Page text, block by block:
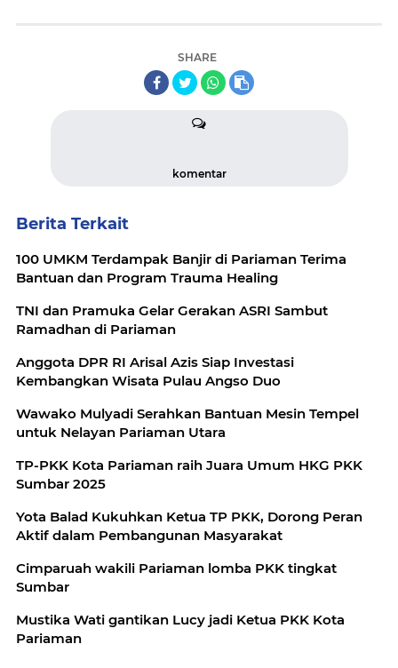
SHARE
komentar
Berita Terkait
100 UMKM Terdampak Banjir di Pariaman Terima
Bantuan dan Program Trauma Healing
TNI dan Pramuka Gelar Gerakan ASRI Sambut
Ramadhan di Pariaman
Anggota DPR RI Arisal Azis Siap Investasi
Kembangkan Wisata Pulau Angso Duo
Wawako Mulyadi Serahkan Bantuan Mesin Tempel
untuk Nelayan Pariaman Utara
TP-PKK Kota Pariaman raih Juara Umum HKG PKK
Sumbar 2025
Yota Balad Kukuhkan Ketua TP PKK, Dorong Peran
Aktif dalam Pembangunan Masyarakat
Cimparuah wakili Pariaman lomba PKK tingkat
Sumbar
Mustika Wati gantikan Lucy jadi Ketua PKK Kota
Pariaman